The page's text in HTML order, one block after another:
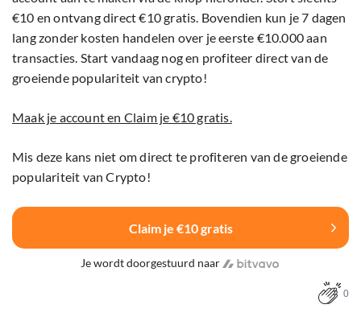
€10 en ontvang direct €10 gratis. Bovendien kun je 7 dagen
lang zonder kosten handelen over je eerste €10.000 aan
transacties. Start vandaag nog en profiteer direct van de
groeiende populariteit van crypto!
Maak je account en Claim je €10 gratis.
Mis deze kans niet om direct te profiteren van de groeiende
populariteit van Crypto!
Claim je €10 gratis
Je wordt doorgestuurd naar
0